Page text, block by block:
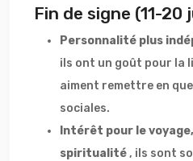
Fin de signe (11-20
Personnalité plus
ils ont un goût pour la
aiment remettre en
sociales.
Intérêt pour le
spiritualité, ils sont